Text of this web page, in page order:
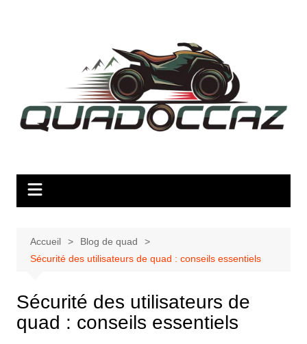
Accueil
Blog de quad
Sécurité des utilisateurs de quad : conseils essentiels
Sécurité des utilisateurs de
quad : conseils essentiels